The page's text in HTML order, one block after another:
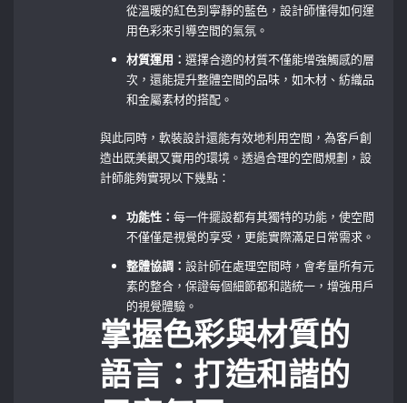
從溫暖的紅色到寧靜的藍色，設計師懂得如何運
用色彩來引導空間的氣氛。
材質運用：選擇合適的材質不僅能增強觸感的層
次，還能提升整體空間的品味，如木材、紡織品
和金屬素材的搭配。
與此同時，軟裝設計還能有效地利用空間，為客戶創
造出既美觀又實用的環境。透過合理的空間規劃，設
計師能夠實現以下幾點：
功能性：每一件擺設都有其獨特的功能，使空間
不僅僅是視覺的享受，更能實際滿足日常需求。
整體協調：設計師在處理空間時，會考量所有元
素的整合，保證每個細節都和諧統一，增強用戶
的視覺體驗。
掌握色彩與材質的
語言：打造和諧的